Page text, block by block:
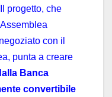
progetto, che
con il
punta a creare
Banca
convertibile